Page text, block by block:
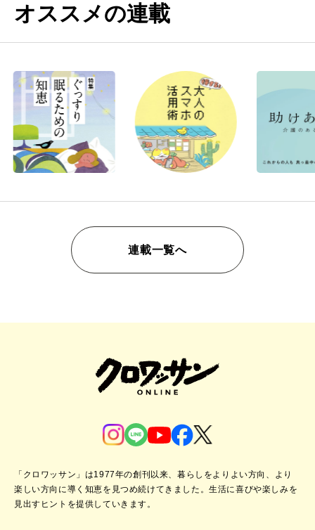
オススメの連載
連載一覧へ
「クロワッサン」は1977年の創刊以来、暮らしをよりよい方向、より
楽しい方向に導く知恵を見つめ続けてきました。生活に喜びや楽しみを
見出すヒントを提供していきます。